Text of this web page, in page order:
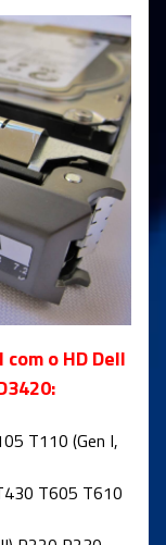
o HD Dell
T110 (Gen I,
T605 T610